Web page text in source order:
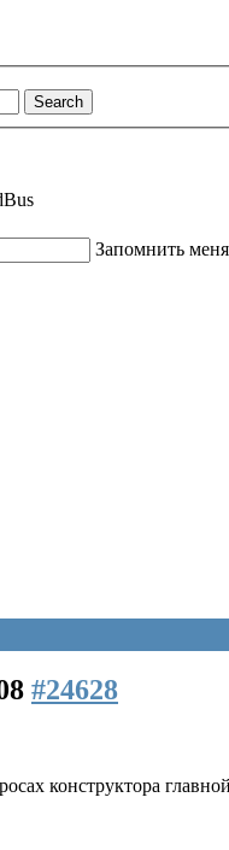
Запомнить меня
#24628
конструктора